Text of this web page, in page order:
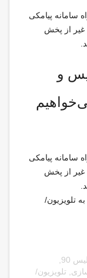
راه سامانه پیامکی
غیر از پخش
و
راه سامانه پیامکی
غیر از پخش
تلویزیون/
90
تلویزیون/